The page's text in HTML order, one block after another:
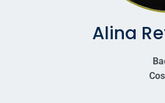
Alina